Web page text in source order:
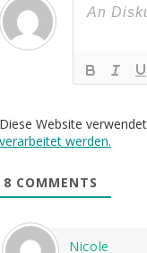
Diese Website
verarbeitet werden.
8 COMMENTS
Nicole